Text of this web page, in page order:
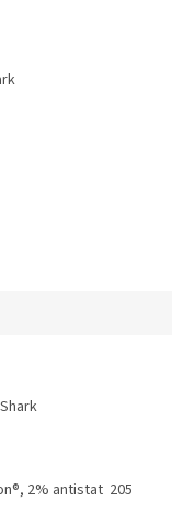
2% antistat 205